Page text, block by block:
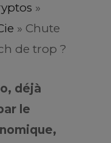
»
» Chute
de trop ?
déjà
le